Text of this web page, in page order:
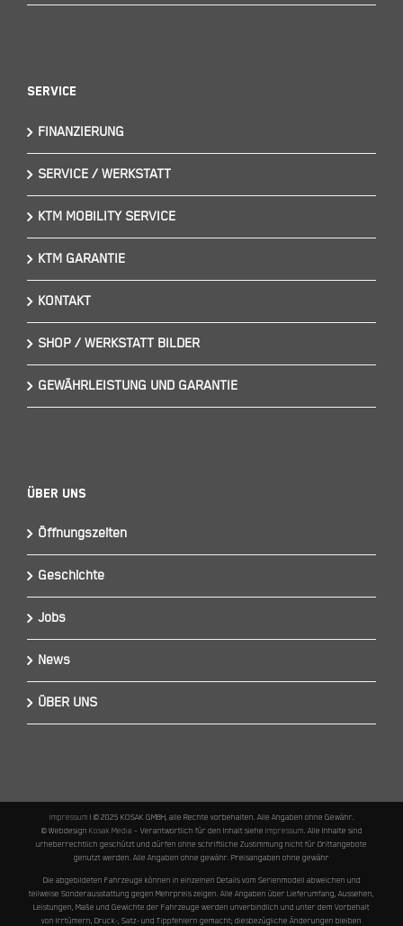
Service
FINANZIERUNG
SERVICE / WERKSTATT
KTM MOBILITY SERVICE
KTM GARANTIE
KONTAKT
SHOP / WERKSTATT BILDER
GEWÄHRLEISTUNG UND GARANTIE
Über Uns
Öffnungszeiten
Geschichte
Jobs
News
ÜBER UNS
Impressum I © 2025 KOSAK GMBH, alle Rechte vorbehalten. Alle Angaben ohne Gewähr.
© Webdesign Kosak Media – Verantwortlich für den Inhalt siehe Impressum. Alle Inhalte sind
urheberrechtlich geschützt und dürfen ohne schriftliche Zustimmung nicht für Drittangebote
genutzt werden. Alle Angaben ohne gewähr. Preisangaben ohne gewähr
Die abgebildeten Fahrzeuge können in einzelnen Details vom Serienmodell abweichen und
teilweise Sonderausstattung gegen Mehrpreis zeigen. Alle Angaben über Lieferumfang, Aussehen,
Leistungen, Maße und Gewichte der Fahrzeuge werden unverbindlich und unter dem Vorbehalt
von Irrtümern, Druck-, Satz- und Tippfehlern gemacht; diesbezügliche Änderungen bleiben